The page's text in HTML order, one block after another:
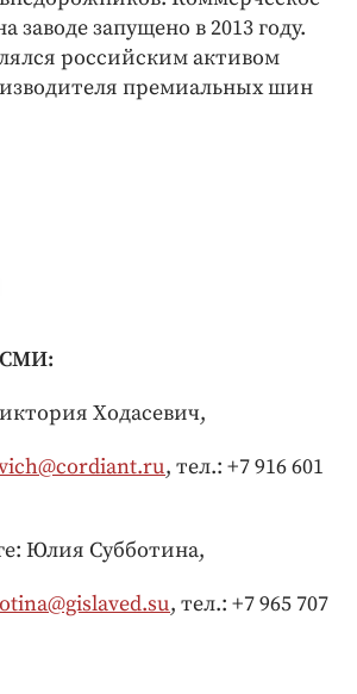
заводе запущено в 2013 году.
российским активом
премиальных шин
СМИ:
Ходасевич,
, тел.: +7 916 601
Юлия Субботина,
, тел.: +7 965 707